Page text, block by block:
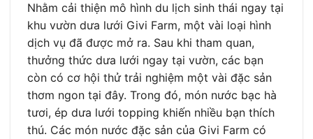
Nhằm cải thiện mô hình du lịch sinh thái ngay tại
khu vườn dưa lưới Givi Farm, một vài loại hình
dịch vụ đã được mở ra. Sau khi tham quan,
thưởng thức dưa lưới ngay tại vườn, các bạn
còn có cơ hội thử trải nghiệm một vài đặc sản
thơm ngon tại đây. Trong đó, món nước bạc hà
tươi, ép dưa lưới topping khiến nhiều bạn thích
thú. Các món nước đặc sản của Givi Farm có